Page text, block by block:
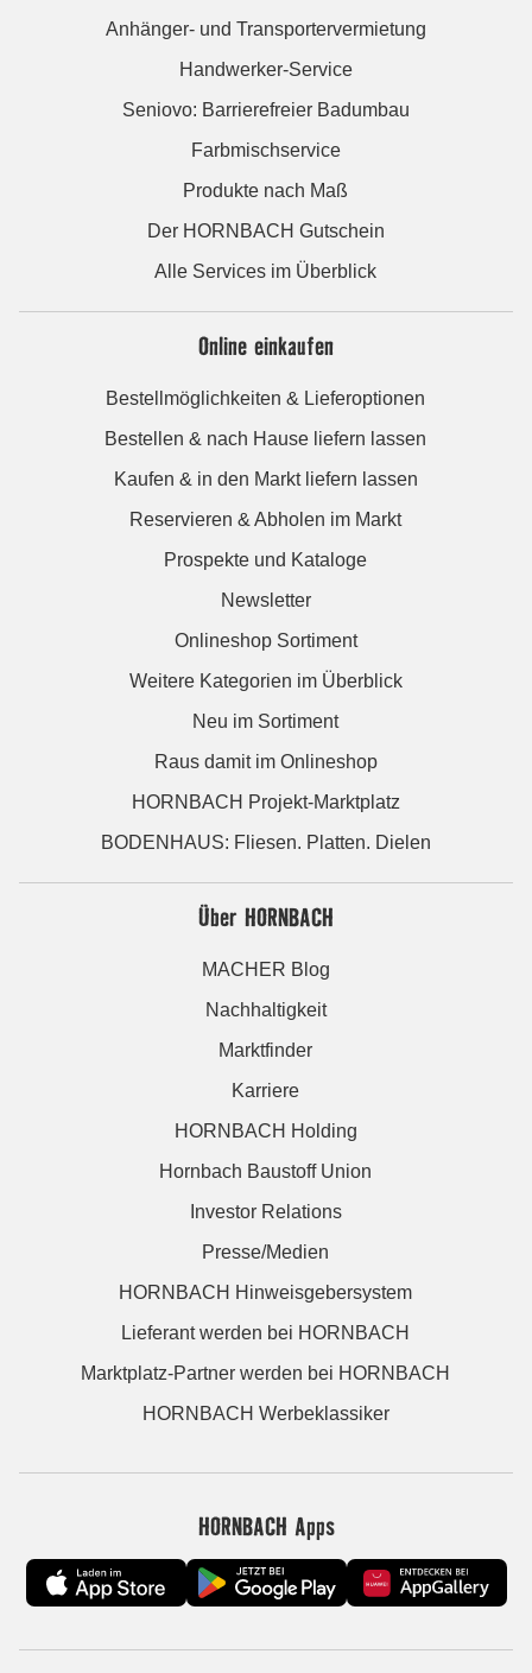
Anhänger- und Transportervermietung
Handwerker-Service
Seniovo: Barrierefreier Badumbau
Farbmischservice
Produkte nach Maß
Der HORNBACH Gutschein
Alle Services im Überblick
Online einkaufen
Bestellmöglichkeiten & Lieferoptionen
Bestellen & nach Hause liefern lassen
Kaufen & in den Markt liefern lassen
Reservieren & Abholen im Markt
Prospekte und Kataloge
Newsletter
Onlineshop Sortiment
Weitere Kategorien im Überblick
Neu im Sortiment
Raus damit im Onlineshop
HORNBACH Projekt-Marktplatz
BODENHAUS: Fliesen. Platten. Dielen
Über HORNBACH
MACHER Blog
Nachhaltigkeit
Marktfinder
Karriere
HORNBACH Holding
Hornbach Baustoff Union
Investor Relations
Presse/Medien
HORNBACH Hinweisgebersystem
Lieferant werden bei HORNBACH
Marktplatz-Partner werden bei HORNBACH
HORNBACH Werbeklassiker
HORNBACH Apps